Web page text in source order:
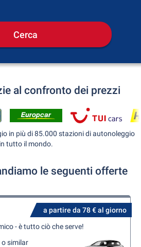
Cerca
al confronto dei prezzi
in più di 85.000 stazioni di autonoleggio
in tutto il mondo.
le seguenti offerte
a partire da 78 € al giorno
- è tutto ciò che serve!
o similar